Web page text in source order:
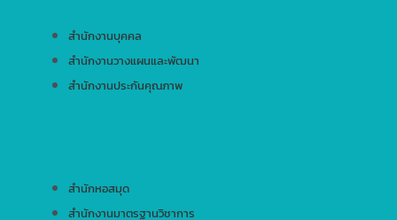
สำนักงานบุคคล
สำนักงานวางแผนและพัฒนา
สำนักงานประกันคุณภาพ
สำนักหอสมุด
สำนักงานมาตรฐานวิชาการ